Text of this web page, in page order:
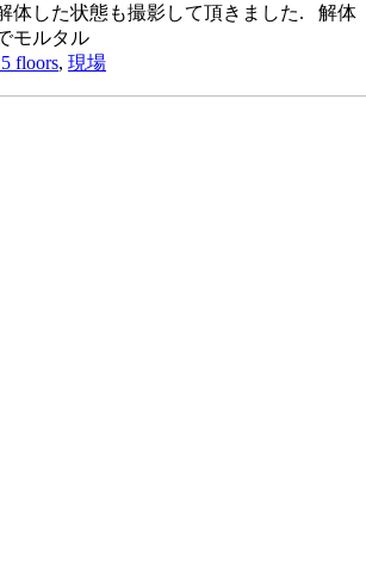
体した状態も撮影して頂きました. 解体
モルタル
floors, 現場